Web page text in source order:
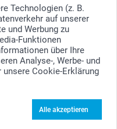
Technologien (z. B.
auf unserer
und Werbung zu
Funktionen
über Ihre
Analyse-, Werbe- und
Cookie-Erklärung
Alle akzeptieren
gestalten
vorbehalten.